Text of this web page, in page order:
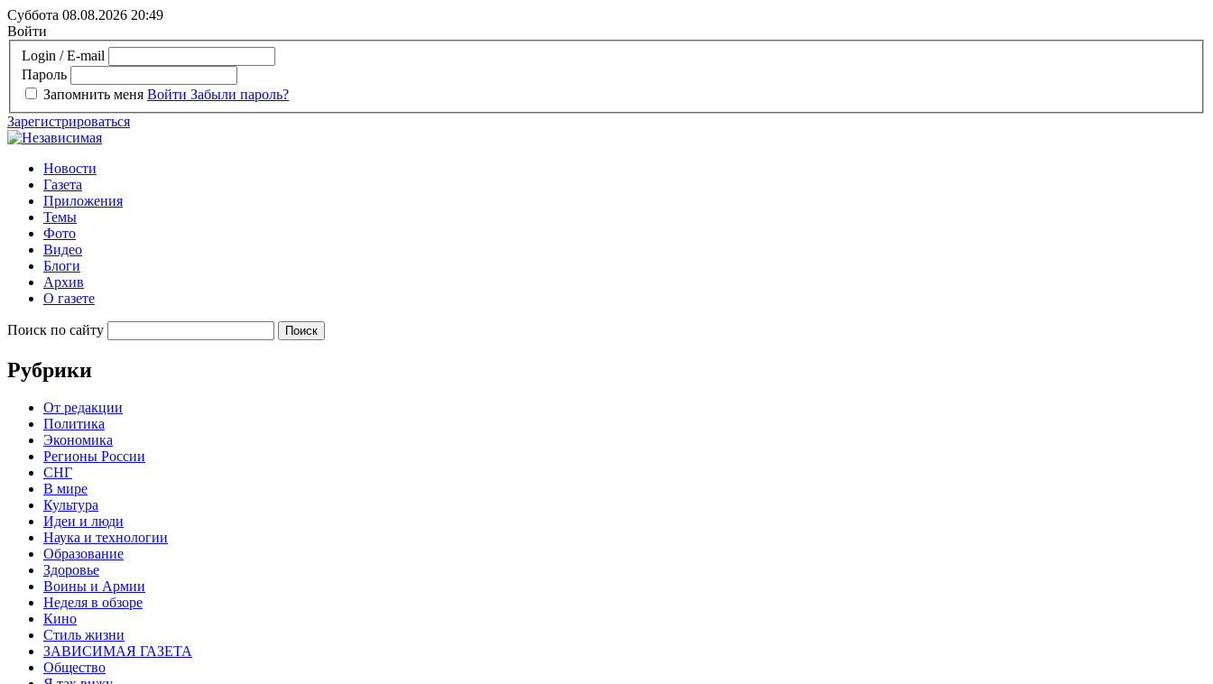
Суббота 08.08.2026 20:49
Войти
Login / E-mail
Пароль
Запомнить меня Войти Забыли пароль?
Зарегистрироваться
Новости
Газета
Приложения
Темы
Фото
Видео
Блоги
Архив
О газете
Поиск по сайту
Рубрики
От редакции
Политика
Экономика
Регионы России
СНГ
В мире
Культура
Идеи и люди
Наука и технологии
Образование
Здоровье
Воины и Армии
Неделя в обзоре
Кино
Стиль жизни
ЗАВИСИМАЯ ГАЗЕТА
Общество